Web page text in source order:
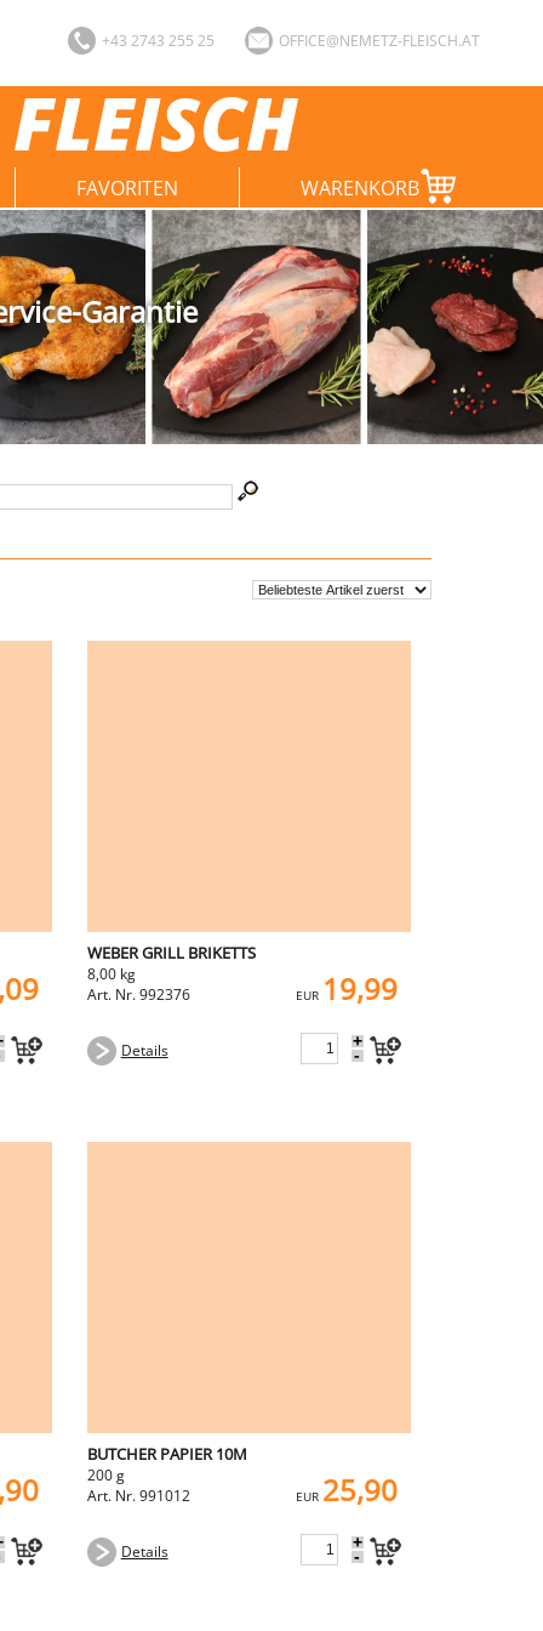
+43 2743 255 25 OFFICE@NEMETZ-FLEISCH.AT
FAVORITEN WARENKORB
Garantie
WEBER GRILL BRIKETTS
8,00 kg
Art. Nr. 992376
EUR 19,99
Details +
-
BUTCHER PAPIER 10M
200 g
Art. Nr. 991012
EUR 25,90
Details +
-